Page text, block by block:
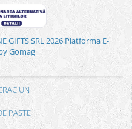
GIFTS SRL 2026 Platforma E-
Gomag
PASTE